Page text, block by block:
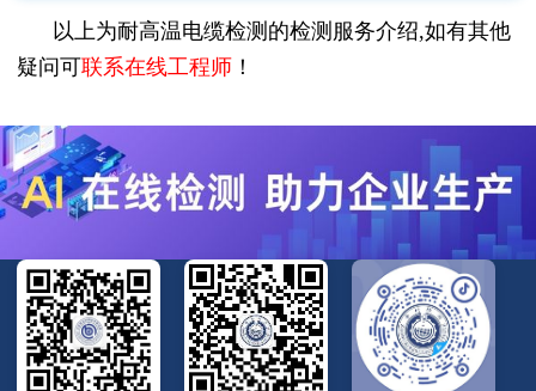
以上为耐高温电缆检测的检测服务介绍,如有其他
疑问可联系在线工程师 ！